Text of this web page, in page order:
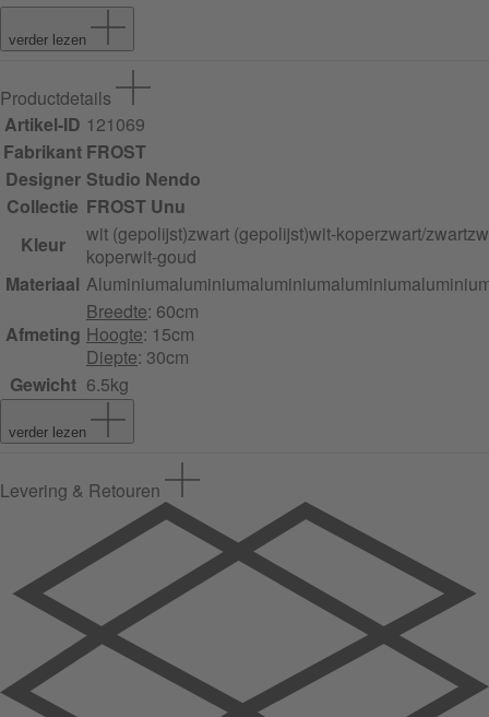
verder lezen
Productdetails
Artikel-ID 121069
Fabrikant FROST
Designer Studio Nendo
Collectie FROST Unu
Kleur
wit (gepolijst)zwart (gepolijst)wit-koperzwart/zwart
koperwit-goud
Materiaal Aluminiumaluminiumaluminiumaluminium
Afmeting
Breedte: 60cm
Hoogte: 15cm
Diepte: 30cm
Gewicht 6.5kg
verder lezen
Levering & Retouren